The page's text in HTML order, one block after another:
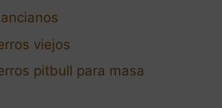
viejos
pitbull para masa